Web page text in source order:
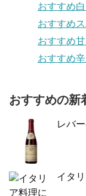
おすすめ
おすすめ
おすすめ
おすすめ
おすすめの新
レバ
イタ